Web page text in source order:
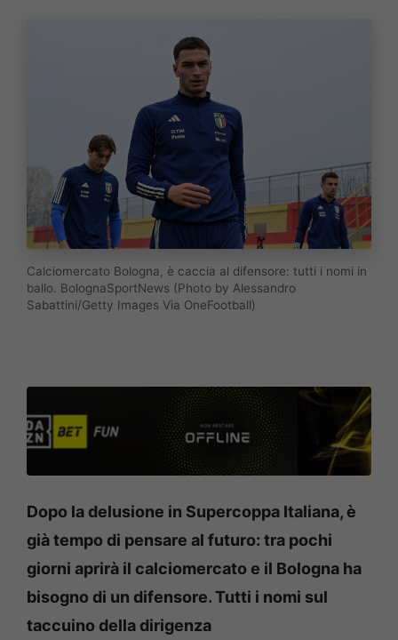
Calciomercato Bologna, è caccia al difensore: tutti i nomi in
ballo. BolognaSportNews (Photo by Alessandro
Sabattini/Getty Images Via OneFootball)
Dopo la delusione in Supercoppa Italiana, è
già tempo di pensare al futuro: tra pochi
giorni aprirà il calciomercato e il Bologna ha
bisogno di un difensore. Tutti i nomi sul
taccuino della dirigenza